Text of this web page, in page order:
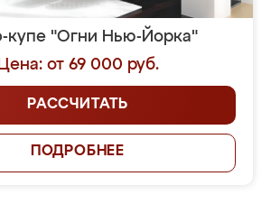
купе "Огни Нью-Йорка"
Цена: от 69 000 руб.
РАССЧИТАТЬ
ПОДРОБНЕЕ